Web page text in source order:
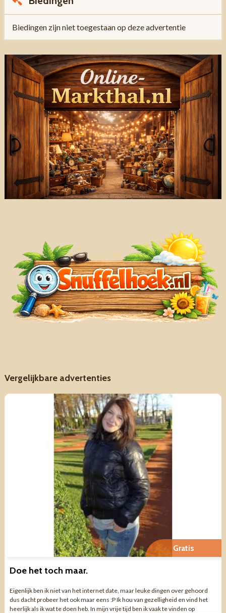
Biedingen zijn niet toegestaan op deze advertentie
Vergelijkbare advertenties
Gratis
Doe het toch maar.
Eigenlijk ben ik niet van het internet date, maar leuke dingen over gehoord
dus dacht probeer het ook maar eens :P Ik hou van gezelligheid en vind het
heerlijk als ik wat te doen heb. In mijn vrije tijd ben ik vaak te vinden op